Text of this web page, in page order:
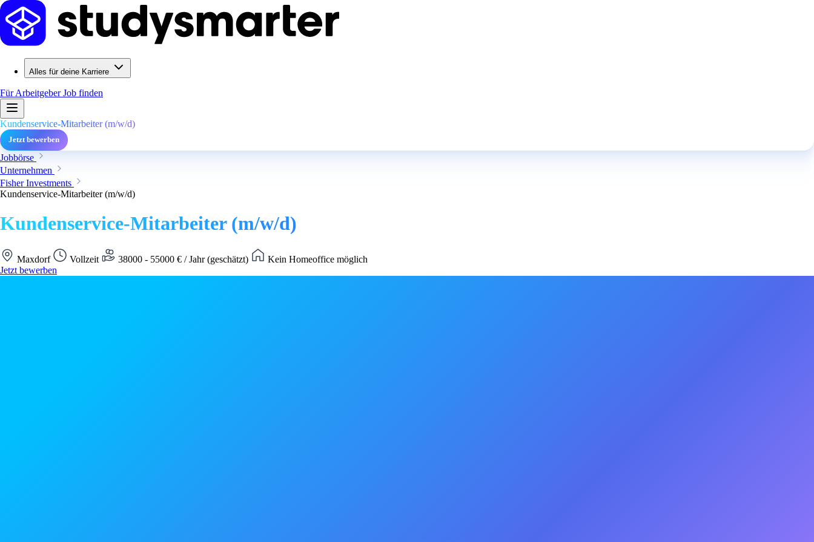
Alles für deine Karriere
Für ArbeitgeberJob finden
Kundenservice-Mitarbeiter (m/w/d)
Jetzt bewerben
Jobbörse
Unternehmen
Fisher Investments
Kundenservice-Mitarbeiter (m/w/d)
Kundenservice-Mitarbeiter (m/w/d)
Maxdorf Vollzeit 38000 - 55000 € / Jahr (geschätzt)
Kein Homeoffice möglich
Jetzt bewerben